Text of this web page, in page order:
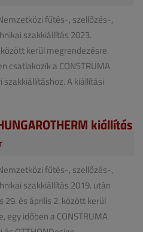
fűtés-, szellőzés-,
szakkiállítás 2023.
kerül megrendezésre.
csatlakozik a CONSTRUMA
A kiállítási
kiállítás
fűtés-, szellőzés-,
szakkiállítás 2019. után
29. és április 2. között kerül
egy időben a CONSTRUMA